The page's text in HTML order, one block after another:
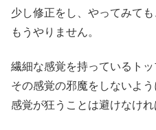
少し修正をし、やってみて
もうやりません。
繊細な感覚を持っているトッ
その感覚の邪魔をしないよう
感覚が狂うことは避けなけれ